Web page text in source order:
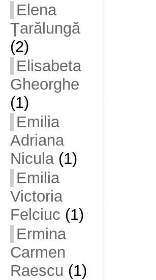
Elena
Țarălungă
(2)
Elisabeta
Gheorghe
(1)
Emilia
Adriana
Nicula(1)
Emilia
Victoria
Felciuc (1)
Ermina
Carmen
Raescu (1)